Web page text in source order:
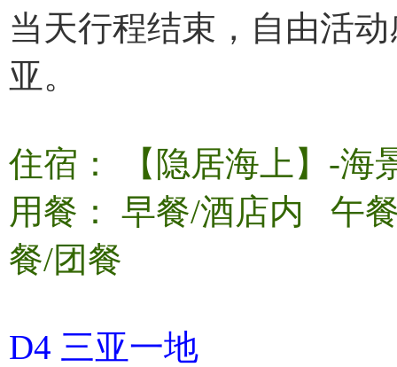
当天行程结束，自由活
亚。
住宿： 【隐居海上】-海
用餐： 早餐/酒店内 午
餐/团餐
D4 三亚一地